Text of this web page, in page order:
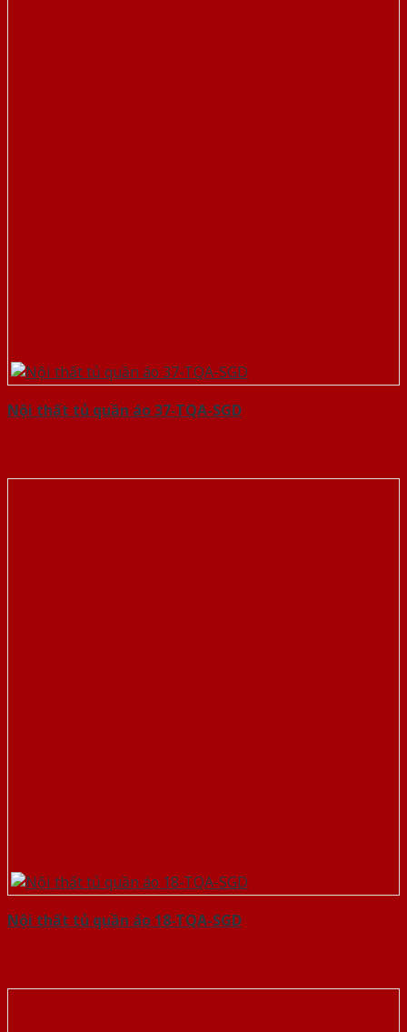
Nội thất tủ quần áo 37-TQA-SGD
Nội thất tủ quần áo 18-TQA-SGD